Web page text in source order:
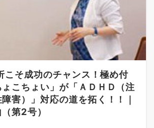
こそ成功のチャンス！極め付
こちょい」が「ＡＤＨＤ（注
害）」対応の道を拓く！！｜
第2号）